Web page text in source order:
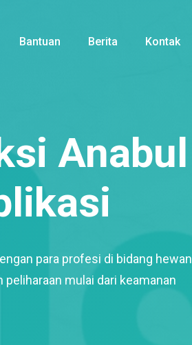
Bantuan Berita Kontak
Anabul
para profesi di bidang hewan
mulai dari keamanan